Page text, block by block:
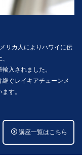
リカ人によりハワイに伝
入されました。
ぐレイキアチューンメ
す。
講座一覧はこちら